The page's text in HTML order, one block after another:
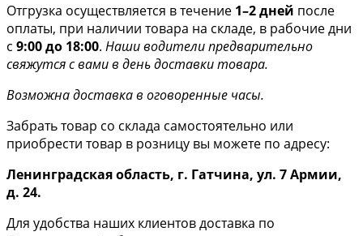
Отгрузка осуществляется в течение 1–2 дней после
оплаты, при наличии товара на складе, в рабочие дни
с 9:00 до 18:00. Наши водители предварительно
свяжутся с вами в день доставки товара.
Возможна доставка в оговоренные часы.
Забрать товар со склада самостоятельно или
приобрести товар в розницу вы можете по адресу:
Ленинградская область, г. Гатчина, ул. 7 Армии,
д. 24.
Для удобства наших клиентов доставка по